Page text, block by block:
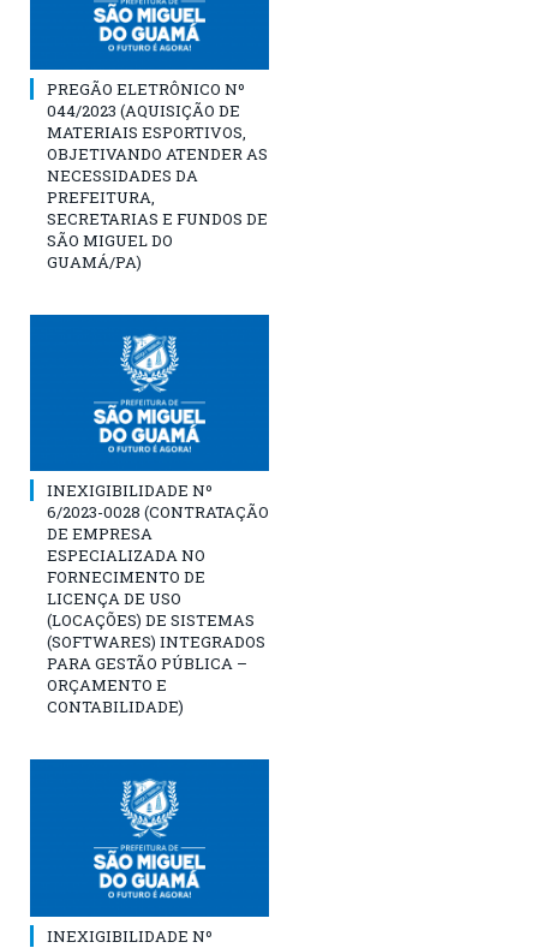
PREGÃO ELETRÔNICO Nº
044/2023 (AQUISIÇÃO DE
MATERIAIS ESPORTIVOS,
OBJETIVANDO ATENDER AS
NECESSIDADES DA
PREFEITURA,
SECRETARIAS E FUNDOS DE
SÃO MIGUEL DO
GUAMÁ/PA)
INEXIGIBILIDADE Nº
6/2023-0028 (CONTRATAÇÃO
DE EMPRESA
ESPECIALIZADA NO
FORNECIMENTO DE
LICENÇA DE USO
(LOCAÇÕES) DE SISTEMAS
(SOFTWARES) INTEGRADOS
PARA GESTÃO PÚBLICA –
ORÇAMENTO E
CONTABILIDADE)
INEXIGIBILIDADE Nº